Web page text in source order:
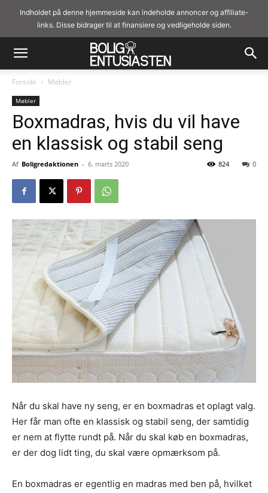
Indholdet på denne hjemmeside kan indeholde annoncer og affiliate-
links. Disse bidrager til at finansiere og vedligeholde siden.
Forside Møbler
Møbler
Boxmadras, hvis du vil have
en klassisk og stabil seng
Af Boligredaktionen - 6. marts 2020 0
824
Når du skal have ny seng, er en boxmadras et oplagt valg.
Her får man ofte en klassisk og stabil seng, der samtidig
er nem at flytte rundt på. Når du skal køb en boxmadras,
er der dog lidt ting, du skal være opmærksom på.
En boxmadras er egentlig en madras med ben på, hvilket